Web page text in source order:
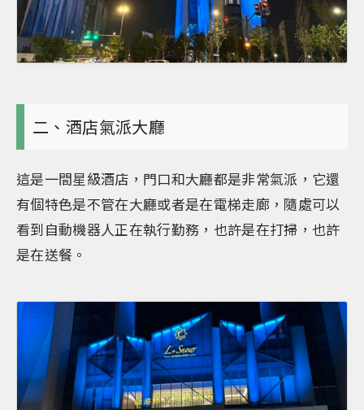
二、酒店氣派大廳
這是一間星級酒店，門口和大廳都是非常氣派，它還
有個特色是不管在大廳或者是在電梯走廊，隨處可以
看到自動機器人正在執行勤務，也許是在打掃，也許
是在送餐。